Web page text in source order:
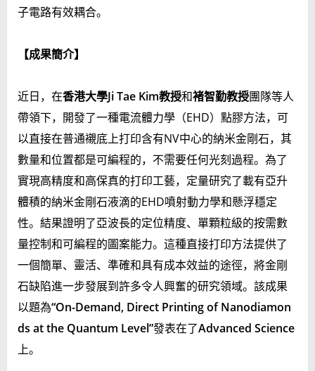
子電路有效耦合。
【成果簡介】
近日，在香港大學Ji Tae Kim教授和褚智勤教授團隊等人
帶領下，開發了一種電流體力學（EHD）點膠方法，可
以直接在普通襯底上打印含有NV中心的納米金剛石，其
數量和位置都是可編程的，不需要任何光刻過程。為了
實現高精度和高保真的打印工藝，定量研究了載有亞升
體積的納米金剛石液滴的EHD噴射動力學和懸浮穩定
性。結果證明了亞波長的定位精度、單顆粒級的按需數
量控制和可編程的圖案能力。這種直接打印方法提供了
一個簡單、靈活、準確和具有成本效益的途徑，將金剛
石缺陷進一步發展到許多令人興奮的研究領域。該成果
以題為“On-Demand, Direct Printing of Nanodiamon
ds at the Quantum Level”發表在了Advanced Science
上。